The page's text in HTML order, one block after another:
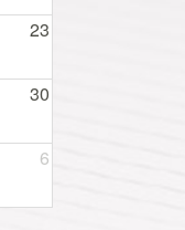
23
30
6